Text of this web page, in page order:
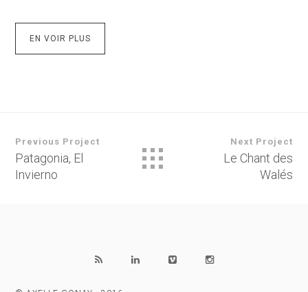
EN VOIR PLUS
Previous Project
Patagonia, El
Invierno
Next Project
Le Chant des
Walés